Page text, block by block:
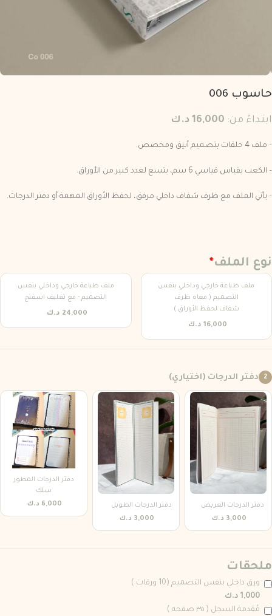
حاسوب 006
ابتداءً من: 16,000 د.ك
– ملف 4 حلقات بتصميم أنيق ومخصص.
– الكعب بقياس قياسي 6 سم، يتسع لعدد كبير من الأوراق.
– يأتي الملف مع ظرف شفاف داخلي مرفق، لحفظ الأوراق المهمة أو دفتر الدرجات.
*نوع الملف
ملف طباعة خارجي وداخلي بنفس
التصميم ( معاه ظرف
شفاف لحفظ الأوراق )
16,000 د.ك
ملف طباعة خارجي وداخلي بنفس
التصميم - مع تغليف اسفنج
24,000 د.ك
دفتر الدرجات (اختياري)
دفتر الدرجات العريض
3,000 د.ك
دفتر الدرجات الطويل
3,000 د.ك
دفتر الدرجات المطور
سلك
6,000 د.ك
ملحقات
ورق داخلي بنفس التصميم (10 ورقات )
1,000 د.ك
مُقدمة السجل ( ٣٥ صفحه )